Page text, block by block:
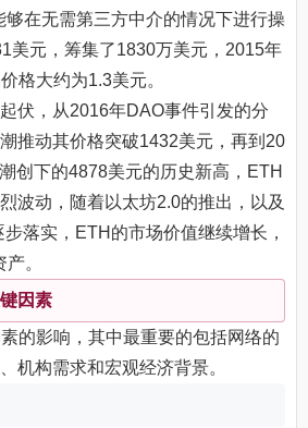
够在无需第三方中介的情况下进行操
美元，筹集了1830万美元，2015年
格大约为1.3美元。
伏，从2016年DAO事件引发的分
推动其价格突破1432美元，再到20
创下的4878美元的历史新高，ETH
波动，随着以太坊2.0的推出，以及
落实，ETH的市场价值继续增长，
。
因素
的影响，其中最重要的包括网络的
机构需求和宏观经济背景。